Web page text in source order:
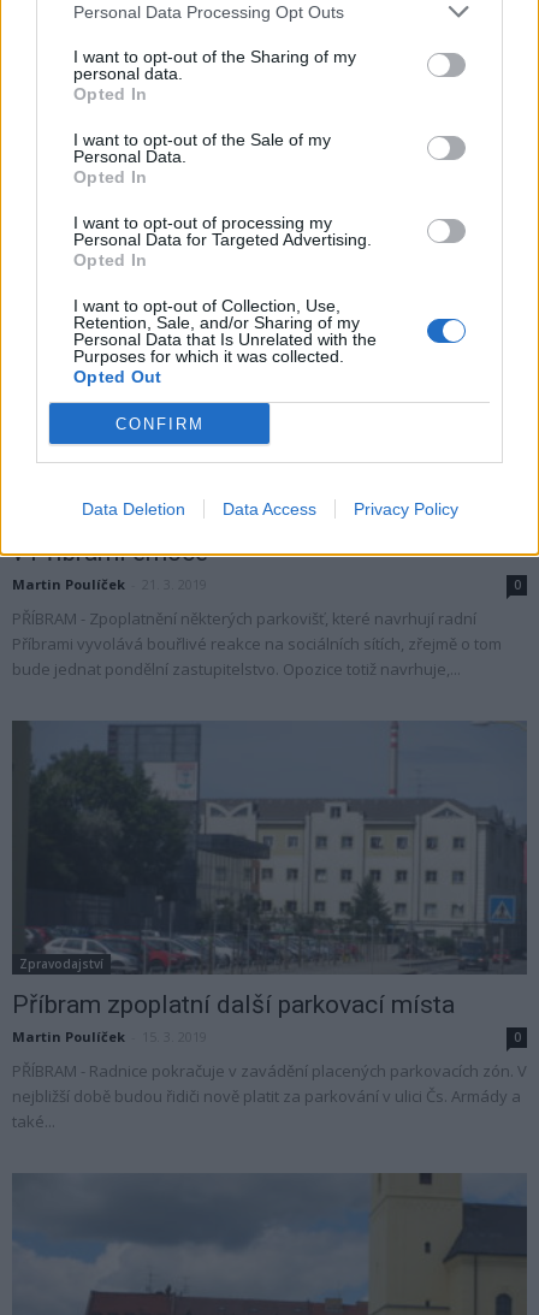
Personal Data Processing Opt Outs
I want to opt-out of the Sharing of my
personal data.
Opted In
I want to opt-out of the Sale of my
Personal Data.
Opted In
I want to opt-out of processing my
Personal Data for Targeted Advertising.
Opted In
I want to opt-out of Collection, Use,
Retention, Sale, and/or Sharing of my
Personal Data that Is Unrelated with the
Purposes for which it was collected.
Opted Out
CONFIRM
Data Deletion Data Access Privacy Policy
Chtěl se hodit do gala, ale neplatit
Veronika Bonková
PŘÍBRAM - Příbramští policisté řeší případ krádeže oblečení. Pachatel
se snažil z jedné prodejny pronést tři trička bez zaplacení. V neděli 14.
dubna v odpoledních...
Návrh zpoplatnit parkování vyvolává
v Příbrami emoce
Martin Poulíček 0
PŘÍBRAM - Zpoplatnění některých parkovišť, které navrhují radní
Příbrami vyvolává bouřlivé reakce na sociálních sítích, zřejmě o tom
bude jednat pondělní zastupitelstvo. Opozice totiž navrhuje,...
Zpravodajství
Příbram zpoplatní další parkovací místa
Martin Poulíček 0
PŘÍBRAM - Radnice pokračuje v zavádění placených parkovacích zón. V
nejbližší době budou řidiči nově platit za parkování v ulici Čs. Armády a
také...